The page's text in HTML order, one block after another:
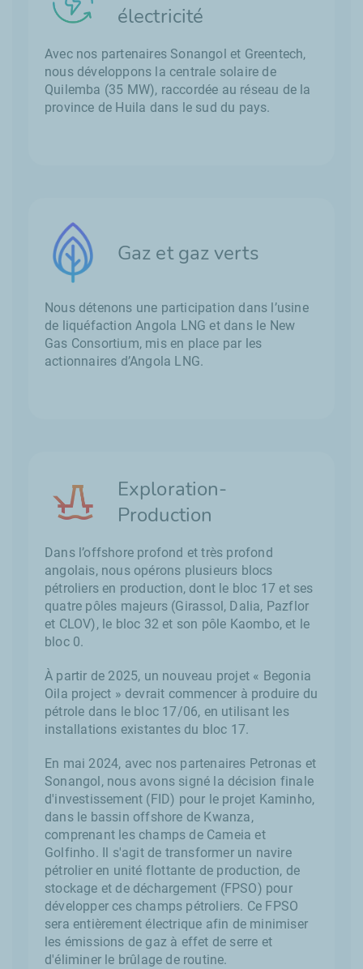
électricité
Avec nos partenaires Sonangol et Greentech,
nous développons la centrale solaire de
Quilemba (35 MW), raccordée au réseau de la
province de Huila dans le sud du pays.
Gaz et gaz verts
Nous détenons une participation dans l’usine
de liquéfaction Angola LNG et dans le New
Gas Consortium, mis en place par les
actionnaires d’Angola LNG.
Exploration-
Production
Dans l’offshore profond et très profond
angolais, nous opérons plusieurs blocs
pétroliers en production, dont le bloc 17 et ses
quatre pôles majeurs (Girassol, Dalia, Pazflor
et CLOV), le bloc 32 et son pôle Kaombo, et le
bloc 0.
À partir de 2025, un nouveau projet « Begonia
Oila project » devrait commencer à produire du
pétrole dans le bloc 17/06, en utilisant les
installations existantes du bloc 17.
En mai 2024, avec nos partenaires Petronas et
Sonangol, nous avons signé la décision finale
d'investissement (FID) pour le projet Kaminho,
dans le bassin offshore de Kwanza,
comprenant les champs de Cameia et
Golfinho. Il s'agit de transformer un navire
pétrolier en unité flottante de production, de
stockage et de déchargement (FPSO) pour
développer ces champs pétroliers. Ce FPSO
sera entièrement électrique afin de minimiser
les émissions de gaz à effet de serre et
d'éliminer le brûlage de routine.